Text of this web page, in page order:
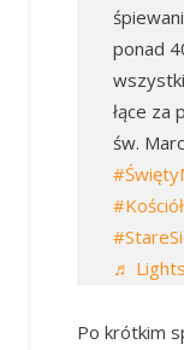
ponad
łące za
św.
#Kościół
♬
Po krótkim